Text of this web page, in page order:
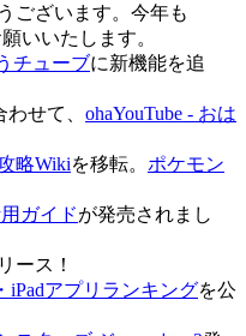
ございます。今年も
いいたします。
チューブに新機能を追
せて、 ohaYouTube - おは
略Wikiを移転。 ポケモン
ガイドが発売されまし
ース！
iPadアプリランキングを公